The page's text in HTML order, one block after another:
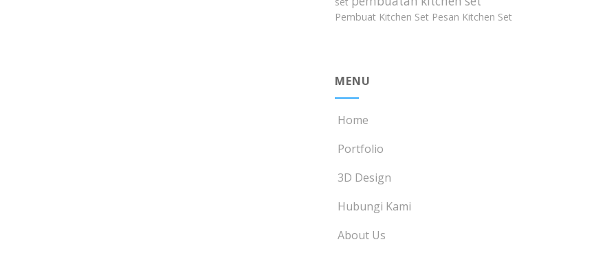
Pembuat Kitchen Set Pesan Kitchen Set
MENU
Home
Portfolio
3D Design
Hubungi Kami
About Us